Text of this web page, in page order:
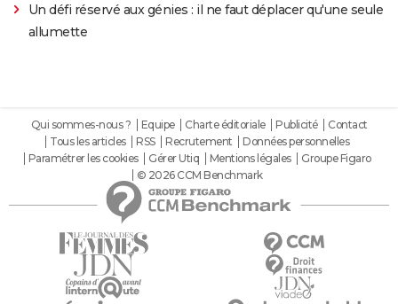
Un défi réservé aux génies : il ne faut déplacer qu'une seule
allumette
Qui sommes-nous ? Equipe Charte éditoriale Publicité
Contact
Tous les articles
RSS Recrutement
Données personnelles
Paramétrer les cookies
Gérer Utiq Mentions légales
Groupe Figaro
© 2026 CCM Benchmark